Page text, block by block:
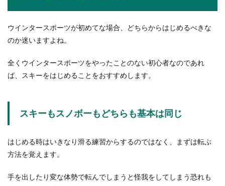
は持ち帰...
知りたい
瞳の色などの見た目の違いがあります。その他の
ウインタースポーツが初めてな場合、どちらからはじめるべきな
のか迷いますよね。
全くウインタースポーツをやったことのない初心者なのであれ
ば、スキーをはじめることをおすすめします。
スキーもスノボーもどちらも基本は同じ
はじめる時はいきなり滑る練習からするのではなく、まずは転ぶ
方法を覚えます。
手を出したり変な体勢で転んでしまうと怪我をしてしまう恐れも